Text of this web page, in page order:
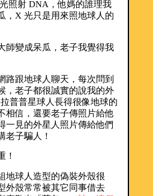
照射 DNA，他媽的誰理我
，X 光只是用來照地球人的
師變成呆瓜，老子我覺得我
路跟地球人聊天，每次問到
，老子都很誠實的說我的外
普普星球人長得很像地球的
相信，還要老子傳照片給他
一見的外星人照片傳給他們
老子騙人！
！
地球人造型的偽裝外殼很
外殼常常被其它同事借去